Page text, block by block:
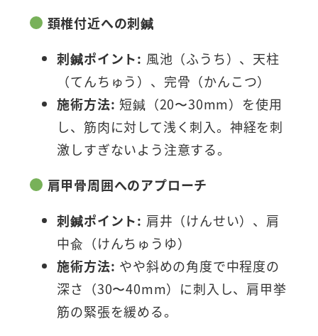
頚椎付近への刺鍼
刺鍼ポイント: 風池（ふうち）、天柱
（てんちゅう）、完骨（かんこつ）
施術方法: 短鍼（20〜30mm）を使用
し、筋肉に対して浅く刺入。神経を刺
激しすぎないよう注意する。
肩甲骨周囲へのアプローチ
刺鍼ポイント: 肩井（けんせい）、肩
中兪（けんちゅうゆ）
施術方法: やや斜めの角度で中程度の
深さ（30〜40mm）に刺入し、肩甲挙
筋の緊張を緩める。